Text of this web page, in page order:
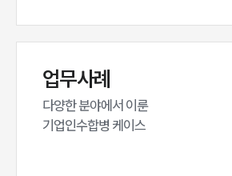
M&A전문변호사
업무사례
다양한 분야에서 이룬
기업인수합병 케이스